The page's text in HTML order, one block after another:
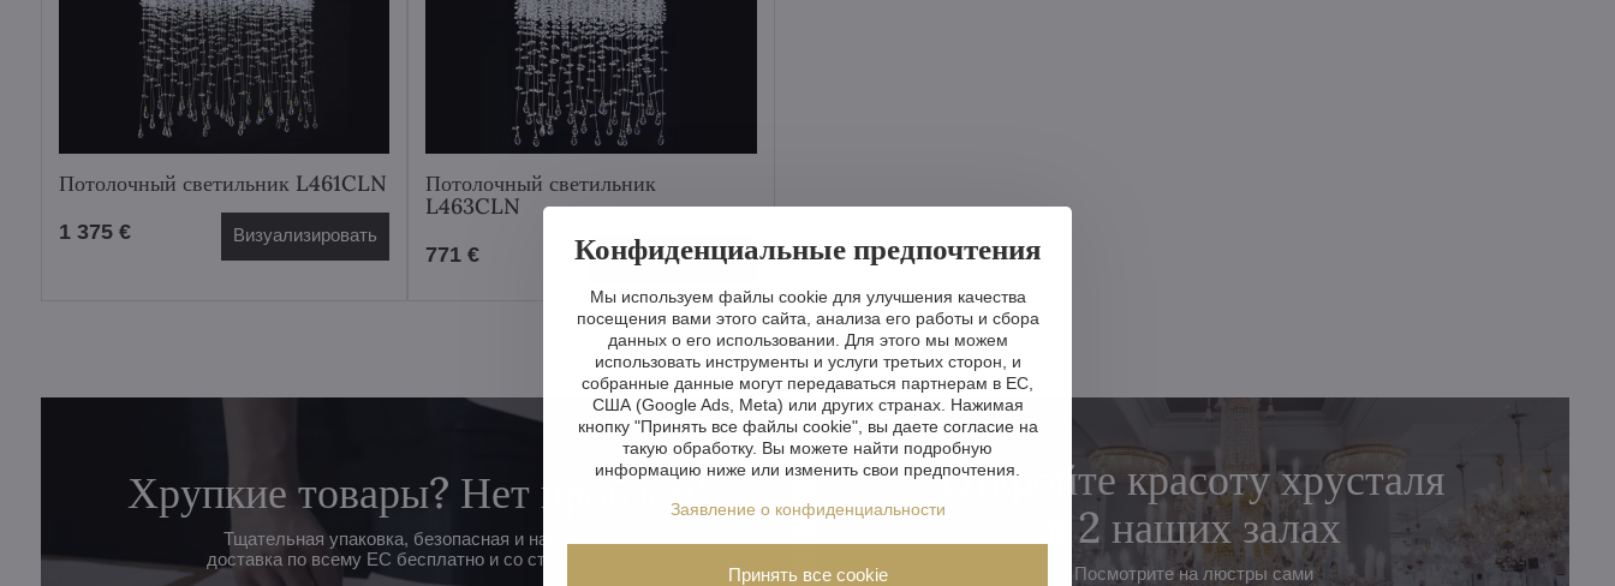
Потолочный светильник L461CLN
1 375 € Визуализировать
Потолочный светильник
L463CLN
771 € Визуализировать
Хрупкие товары? Нет проблем!
Тщательная упаковка, безопасная и надежная
доставка по всему ЕС бесплатно и со страховкой.
Откройте красоту хрусталя
в 2 наших залах
Посмотрите на люстры сами
Конфиденциальные предпочтения
Мы используем файлы cookie для улучшения качества
посещения вами этого сайта, анализа его работы и сбора
данных о его использовании. Для этого мы можем
использовать инструменты и услуги третьих сторон, и
собранные данные могут передаваться партнерам в ЕС,
США (Google Ads, Meta) или других странах. Нажимая
кнопку "Принять все файлы cookie", вы даете согласие на
такую обработку. Вы можете найти подробную
информацию ниже или изменить свои предпочтения.
Заявление о конфиденциальности
Принять все cookie